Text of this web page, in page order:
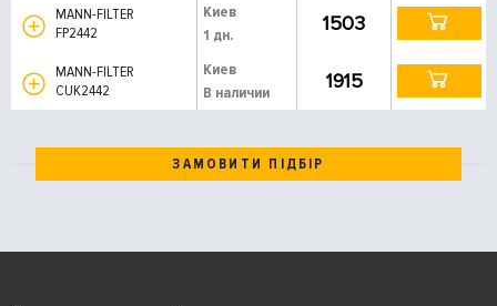
MANN-FILTER
FP2442
Киев
1 дн.
1503
MANN-FILTER
CUK2442
Киев
В наличии
1915
ЗАМОВИТИ ПІДБІР